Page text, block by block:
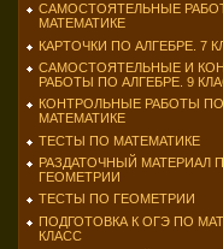
САМОСТОЯТЕЛЬНЫЕ
МАТЕМАТИКЕ
КАРТОЧКИ ПО АЛГЕБРЕ. 7
САМОСТОЯТЕЛЬНЫЕ И
РАБОТЫ ПО АЛГЕБРЕ. 9
КОНТРОЛЬНЫЕ РАБОТЫ ПО
МАТЕМАТИКЕ
ТЕСТЫ ПО МАТЕМАТИКЕ
РАЗДАТОЧНЫЙ МАТЕРИАЛ
ГЕОМЕТРИИ
ТЕСТЫ ПО ГЕОМЕТРИИ
ПОДГОТОВКА К ОГЭ ПО
КЛАСС